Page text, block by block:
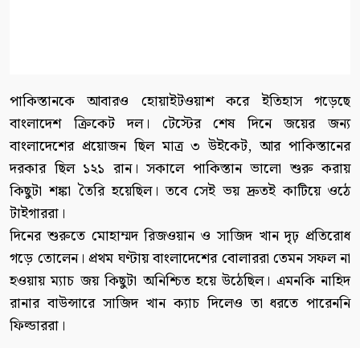
পাকিস্তানকে আবারও হোয়াইটওয়াশ করে ইতিহাস গড়েছে
বাংলাদেশ ক্রিকেট দল। টেস্টের শেষ দিনে জয়ের জন্য
বাংলাদেশের প্রয়োজন ছিল মাত্র ৩ উইকেট, আর পাকিস্তানের
দরকার ছিল ১২১ রান। সকালে পাকিস্তান ভালো শুরু করায়
কিছুটা শঙ্কা তৈরি হয়েছিল। তবে সেই ভয় দ্রুতই কাটিয়ে ওঠে
টাইগাররা।
দিনের শুরুতে মোহাম্মদ রিজওয়ান ও সাজিদ খান দৃঢ় প্রতিরোধ
গড়ে তোলেন। প্রথম ঘণ্টায় বাংলাদেশের বোলাররা তেমন সফল না
হওয়ায় ম্যাচ জয় কিছুটা অনিশ্চিত হয়ে উঠেছিল। এমনকি নাহিদ
রানার বাউন্সারে সাজিদ খান ক্যাচ দিলেও তা ধরতে পারেননি
ফিল্ডাররা।